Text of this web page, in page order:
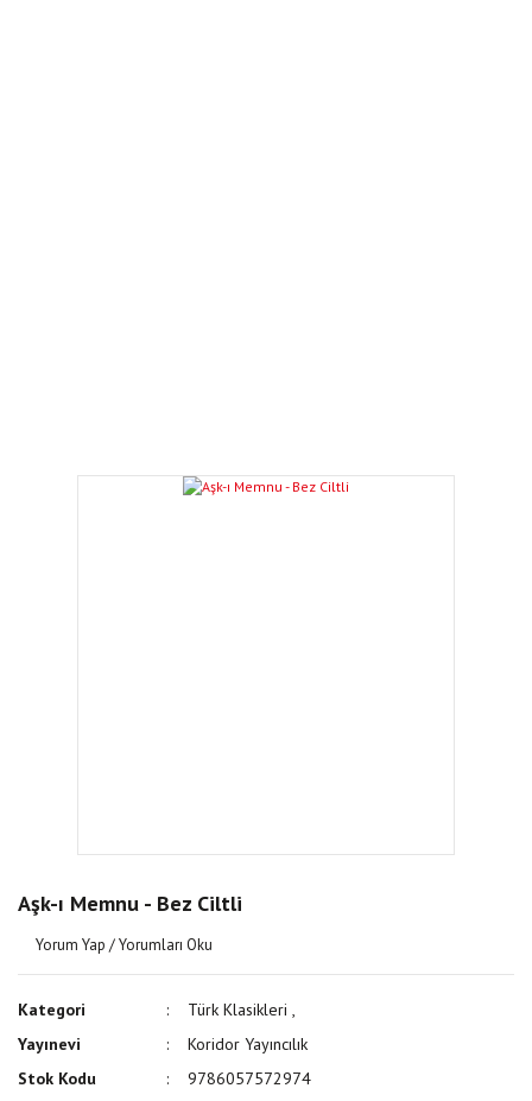
Aşk-ı Memnu - Bez Ciltli
Yorum Yap / Yorumları Oku
Kategori Türk Klasikleri ,
Yayınevi
Koridor Yayıncılık
Stok Kodu
9786057572974